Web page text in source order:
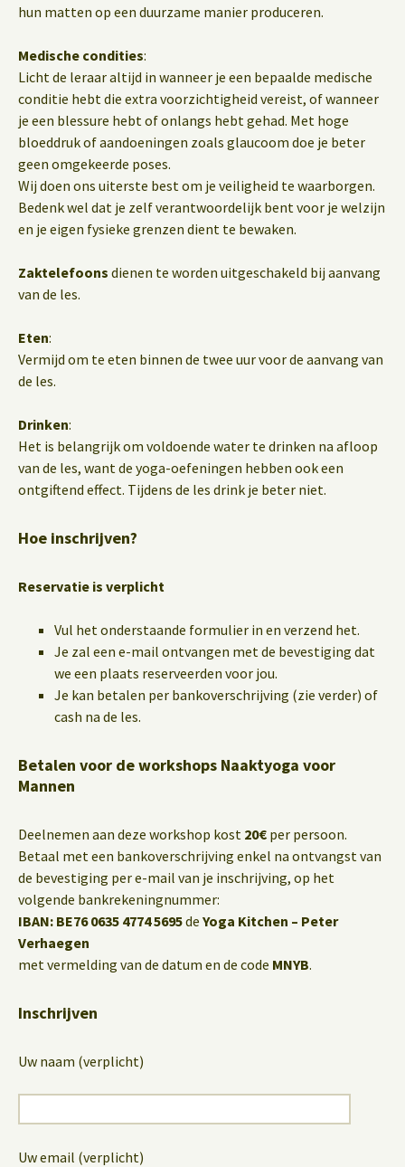
hun matten op een duurzame manier produceren.
Medische condities:
Licht de leraar altijd in wanneer je een bepaalde medische
conditie hebt die extra voorzichtigheid vereist, of wanneer
je een blessure hebt of onlangs hebt gehad. Met hoge
bloeddruk of aandoeningen zoals glaucoom doe je beter
geen omgekeerde poses.
Wij doen ons uiterste best om je veiligheid te waarborgen.
Bedenk wel dat je zelf verantwoordelijk bent voor je welzijn
en je eigen fysieke grenzen dient te bewaken.
Zaktelefoons dienen te worden uitgeschakeld bij aanvang
van de les.
Eten:
Vermijd om te eten binnen de twee uur voor de aanvang van
de les.
Drinken:
Het is belangrijk om voldoende water te drinken na afloop
van de les, want de yoga-oefeningen hebben ook een
ontgiftend effect. Tijdens de les drink je beter niet.
Hoe inschrijven?
Reservatie is verplicht
Vul het onderstaande formulier in en verzend het.
Je zal een e-mail ontvangen met de bevestiging dat
we een plaats reserveerden voor jou.
Je kan betalen per bankoverschrijving (zie verder) of
cash na de les.
Betalen voor de workshops Naaktyoga voor
Mannen
Deelnemen aan deze workshop kost 20€ per persoon.
Betaal met een bankoverschrijving enkel na ontvangst van
de bevestiging per e-mail van je inschrijving, op het
volgende bankrekeningnummer:
IBAN: BE76 0635 4774 5695de Yoga Kitchen – Peter
Verhaegen
met vermelding van de datum en de code MNYB.
Inschrijven
Uw naam (verplicht)
Uw email (verplicht)